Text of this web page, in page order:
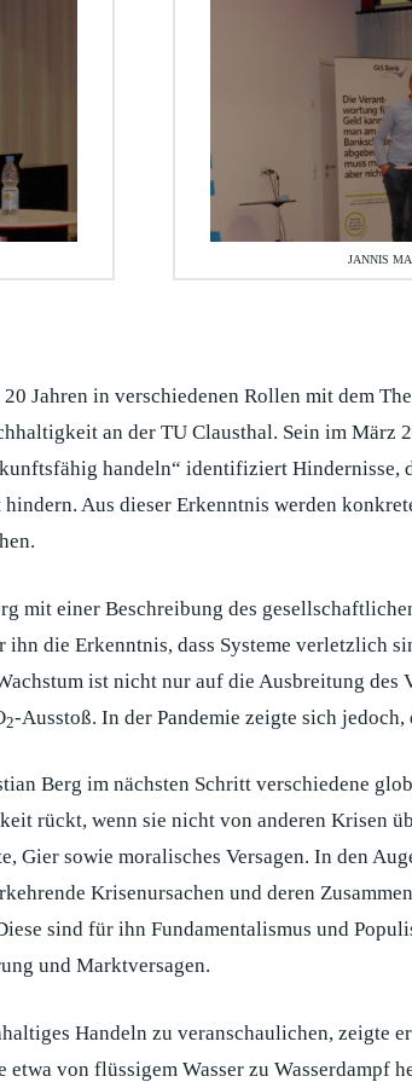
JANNIS
Jahren in verschiedenen Rollen mit dem
an der TU Clausthal. Sein im
handeln“ identifiziert
Aus dieser Erkenntnis werden
mit einer Beschreibung des
die Erkenntnis, dass Systeme verletzlich
ist nicht nur auf die Ausbreitung des
2-Ausstoß. In der Pandemie zeigte sich
Berg im nächsten Schritt verschiedene
rückt, wenn sie nicht von anderen Krisen
Gier sowie moralisches Versagen. In den
Krisenursachen und deren
sind für ihn Fundamentalismus und
und Marktversagen.
Handeln zu veranschaulichen, zeigte
etwa von flüssigem Wasser zu